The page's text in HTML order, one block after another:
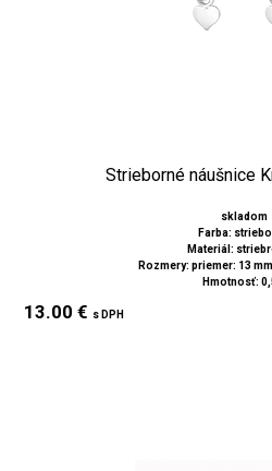
Strieborné náušnice
skladom
Farba:
Materiál:
Rozmery: priemer: 13
Hmotnosť:
13.00 € s DPH